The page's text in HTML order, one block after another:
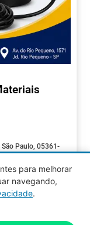
Paulo, 05361-
agora:
para melhorar
navegando,
.